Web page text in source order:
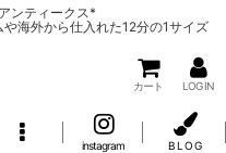
ンティークス*
海外から仕入れた12分の1サイズ
カート LOG IN
instagram B L O G